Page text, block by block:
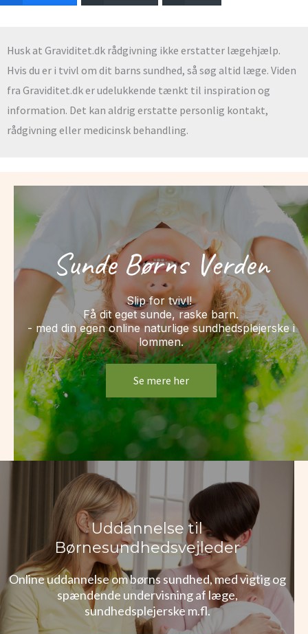
Husk at Graviditet.dk rådgivning ikke erstatter lægehjælp.
Hvis du er i tvivl om dit barns sundhed, så søg altid læge. Viden
fra Graviditet.dk er udelukkende tænkt til inspiration og
information. Det kan aldrig erstatte personlig kontakt,
rådgivning eller medicinsk behandling.
Sunde Børns Verden
Slip for tvivl!
Få dit eget sunde, raske barn.
- med din egen online naturlige sundhedsplejerske i
lommen.
Se mere her
Uddannelse til
Børnesundhedsvejleder
Online uddannelse om børns sundhed, med vigtig og
spændende undervisning af læge,
sundhedsplejerske m.fl.